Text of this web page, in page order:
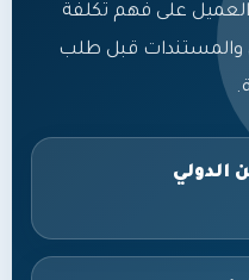
على فهم تكلفة
والمستندات قبل طلب
الدولي